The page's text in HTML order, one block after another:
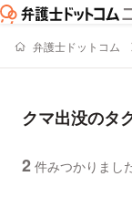
弁護士ドットコム
クマ出没のタ
2 件みつかりまし